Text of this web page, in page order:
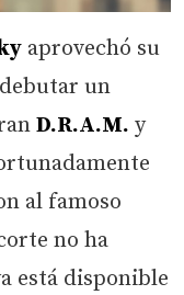
aprovechó su
un
D.R.A.M. y
al famoso
no ha
está disponible